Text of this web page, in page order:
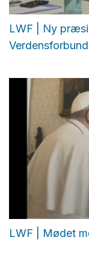
LWF | Ny
Verdensforbund
LWF | Mødet